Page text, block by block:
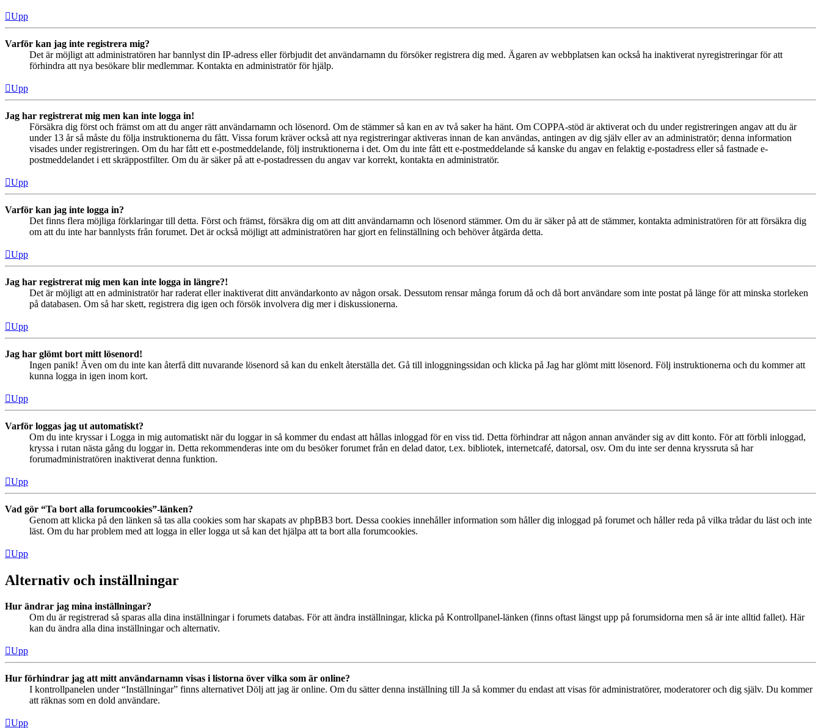
Upp
Varför kan jag inte registrera mig?
Det är möjligt att administratören har bannlyst din IP-adress eller förbjudit det användarnamn du försöker registrera dig med. Ägaren av webbplatsen kan också ha inaktiverat nyregistreringar för att
förhindra att nya besökare blir medlemmar. Kontakta en administratör för hjälp.
Upp
Jag har registrerat mig men kan inte logga in!
Försäkra dig först och främst om att du anger rätt användarnamn och lösenord. Om de stämmer så kan en av två saker ha hänt. Om COPPA-stöd är aktiverat och du under registreringen angav att du är
under 13 år så måste du följa instruktionerna du fått. Vissa forum kräver också att nya registreringar aktiveras innan de kan användas, antingen av dig själv eller av an administratör; denna information
visades under registreringen. Om du har fått ett e-postmeddelande, följ instruktionerna i det. Om du inte fått ett e-postmeddelande så kanske du angav en felaktig e-postadress eller så fastnade e-
postmeddelandet i ett skräppostfilter. Om du är säker på att e-postadressen du angav var korrekt, kontakta en administratör.
Upp
Varför kan jag inte logga in?
Det finns flera möjliga förklaringar till detta. Först och främst, försäkra dig om att ditt användarnamn och lösenord stämmer. Om du är säker på att de stämmer, kontakta administratören för att försäkra dig
om att du inte har bannlysts från forumet. Det är också möjligt att administratören har gjort en felinställning och behöver åtgärda detta.
Upp
Jag har registrerat mig men kan inte logga in längre?!
Det är möjligt att en administratör har raderat eller inaktiverat ditt användarkonto av någon orsak. Dessutom rensar många forum då och då bort användare som inte postat på länge för att minska storleken
på databasen. Om så har skett, registrera dig igen och försök involvera dig mer i diskussionerna.
Upp
Jag har glömt bort mitt lösenord!
Ingen panik! Även om du inte kan återfå ditt nuvarande lösenord så kan du enkelt återställa det. Gå till inloggningssidan och klicka på Jag har glömt mitt lösenord. Följ instruktionerna och du kommer att
kunna logga in igen inom kort.
Upp
Varför loggas jag ut automatiskt?
Om du inte kryssar i Logga in mig automatiskt när du loggar in så kommer du endast att hållas inloggad för en viss tid. Detta förhindrar att någon annan använder sig av ditt konto. För att förbli inloggad,
kryssa i rutan nästa gång du loggar in. Detta rekommenderas inte om du besöker forumet från en delad dator, t.ex. bibliotek, internetcafé, datorsal, osv. Om du inte ser denna kryssruta så har
forumadministratören inaktiverat denna funktion.
Upp
Vad gör “Ta bort alla forumcookies”-länken?
Genom att klicka på den länken så tas alla cookies som har skapats av phpBB3 bort. Dessa cookies innehåller information som håller dig inloggad på forumet och håller reda på vilka trådar du läst och inte
läst. Om du har problem med att logga in eller logga ut så kan det hjälpa att ta bort alla forumcookies.
Upp
Alternativ och inställningar
Hur ändrar jag mina inställningar?
Om du är registrerad så sparas alla dina inställningar i forumets databas. För att ändra inställningar, klicka på Kontrollpanel-länken (finns oftast längst upp på forumsidorna men så är inte alltid fallet). Här
kan du ändra alla dina inställningar och alternativ.
Upp
Hur förhindrar jag att mitt användarnamn visas i listorna över vilka som är online?
I kontrollpanelen under “Inställningar” finns alternativet Dölj att jag är online. Om du sätter denna inställning till Ja så kommer du endast att visas för administratörer, moderatorer och dig själv. Du kommer
att räknas som en dold användare.
Upp